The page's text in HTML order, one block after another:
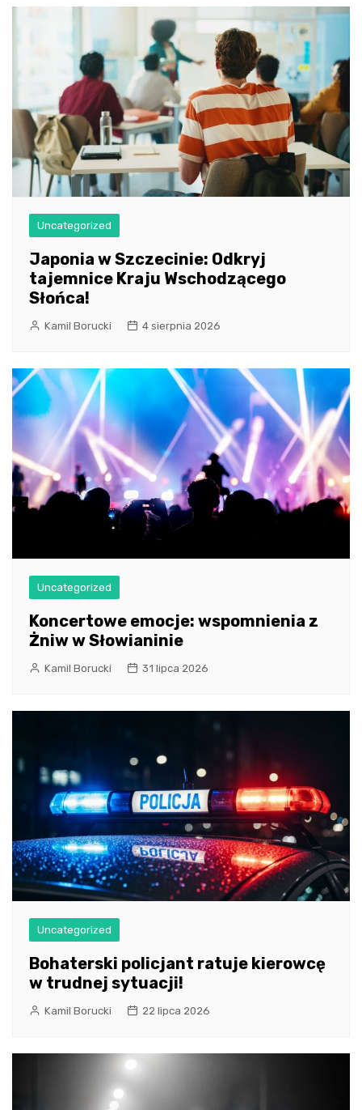
Uncategorized
Japonia w Szczecinie: Odkryj
tajemnice Kraju Wschodzącego
Słońca!
Kamil Borucki 4 sierpnia 2026
Uncategorized
Koncertowe emocje: wspomnienia z
Żniw w Słowianinie
Kamil Borucki 31 lipca 2026
Uncategorized
Bohaterski policjant ratuje kierowcę
w trudnej sytuacji!
Kamil Borucki 22 lipca 2026